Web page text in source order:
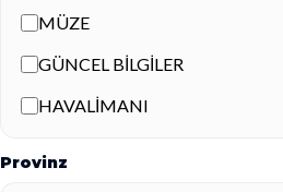
MÜZE
GÜNCEL BİLGİLER
HAVALİMANI
Provinz